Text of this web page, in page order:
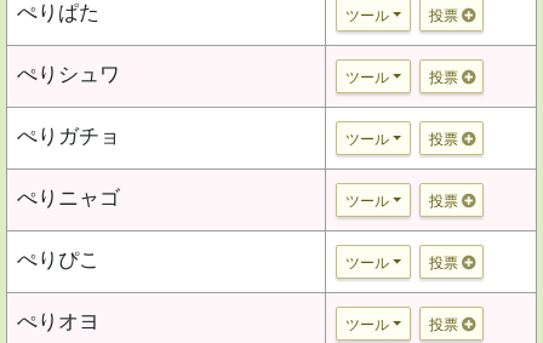
ぺりぱた ツール 投票
ぺりシュワ ツール 投票
ぺりガチョ ツール 投票
ぺりニャゴ ツール 投票
ぺりぴこ ツール 投票
ぺりオヨ ツール 投票